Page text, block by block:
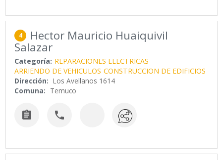
4 Hector Mauricio Huaiquivil
Salazar
Categoría: REPARACIONES ELECTRICAS
ARRIENDO DE VEHICULOS CONSTRUCCION DE EDIFICIOS
Dirección: Los Avellanos 1614
Comuna: Temuco
 